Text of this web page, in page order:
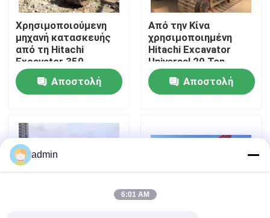
Επισκεψή εργοστασίου
Έλεγχος ποιότητας
Επικοινωνήστε μαζί μας
Ζητήστε μια προσφορά
Μηχανήματα Οδοποιίας
Χρησιμοποιούμενη
μηχανή κατασκευής
από τη Hitachi
Excavator 350,
μεταχειρισμένη
Αποστολή
Από την Κίνα
χρησιμοποιημένη
Hitachi Excavator
Universal 20 Ton
Crawler Excavator
Αποστολή
admin
6:01 AM